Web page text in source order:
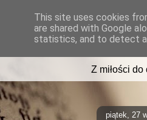
Z miłości
piątek, 27
This site uses cookies
are shared with Google
statistics, and to detect